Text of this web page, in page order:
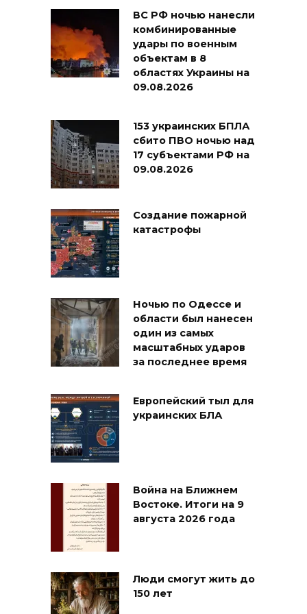
ВС РФ ночью нанесли
комбинированные
удары по военным
объектам в 8
областях Украины на
09.08.2026
153 украинских БПЛА
сбито ПВО ночью над
17 субъектами РФ на
09.08.2026
Создание пожарной
катастрофы
Ночью по Одессе и
области был нанесен
один из самых
масштабных ударов
за последнее время
Европейский тыл для
украинских БЛА
Война на Ближнем
Востоке. Итоги на 9
августа 2026 года
Люди смогут жить до
150 лет